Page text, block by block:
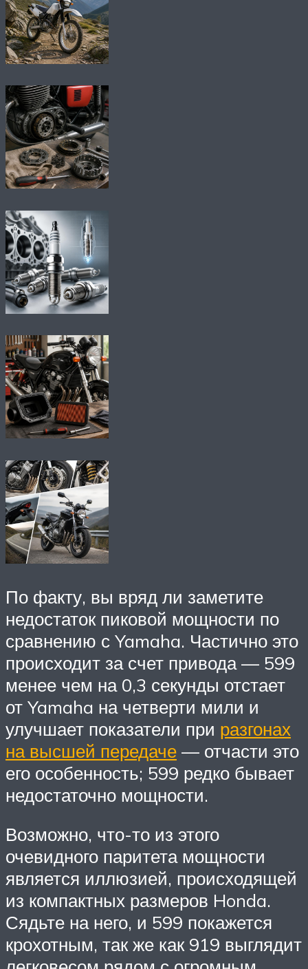
По факту, вы вряд ли заметите
недостаток пиковой мощности по
сравнению с Yamaha. Частично это
происходит за счет привода — 599
менее чем на 0,3 секунды отстает
от Yamaha на четверти мили и
улучшает показатели при разгонах
на высшей передаче — отчасти это
его особенность; 599 редко бывает
недостаточно мощности.
Возможно, что-то из этого
очевидного паритета мощности
является иллюзией, происходящей
из компактных размеров Honda.
Сядьте на него, и 599 покажется
крохотным, так же как 919 выглядит